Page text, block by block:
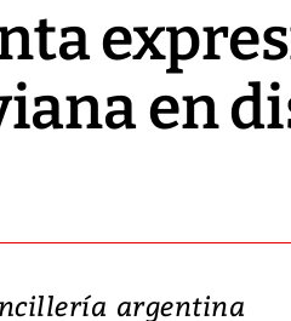
en
argentina